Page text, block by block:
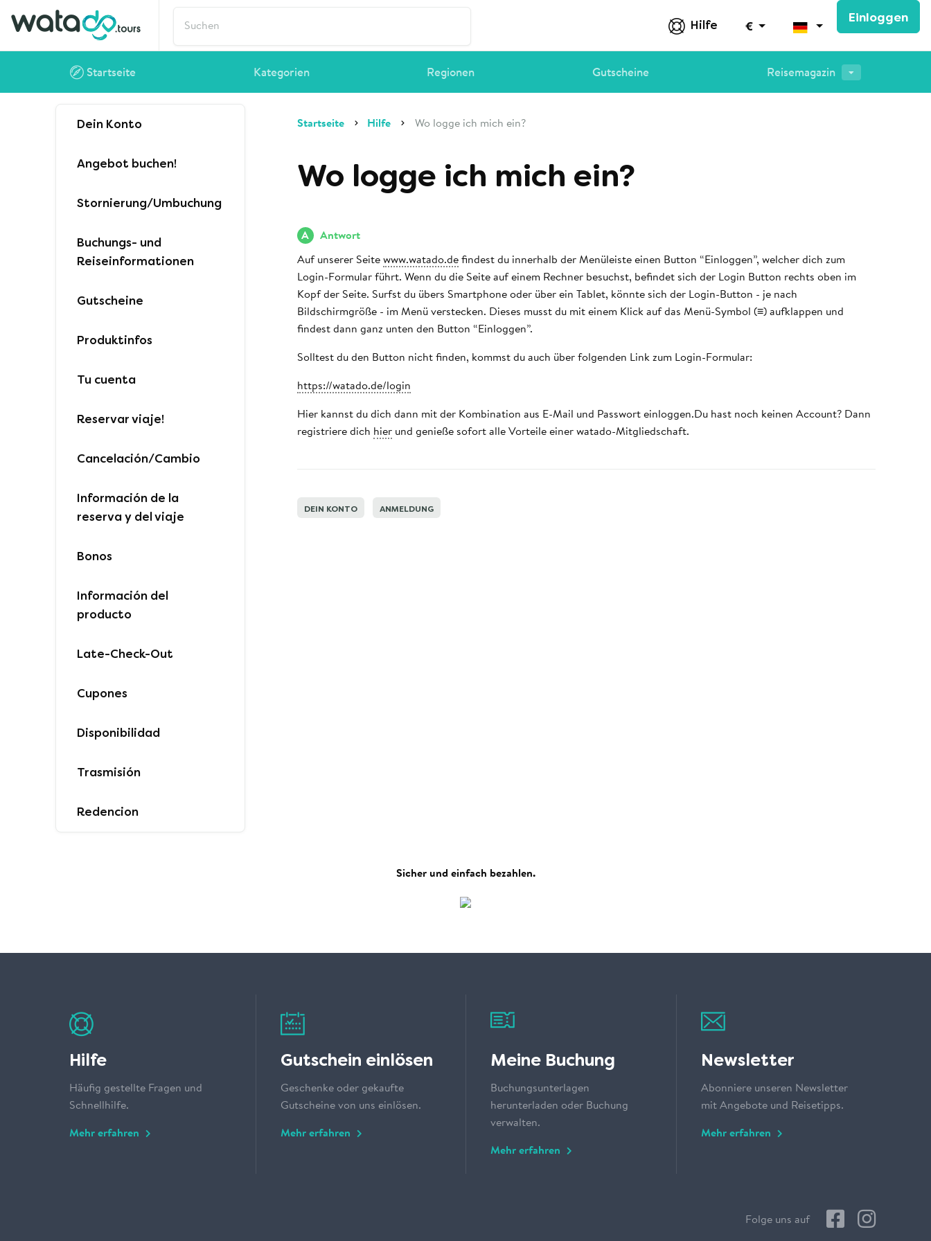
Hilfe €
Einloggen
Startseite Kategorien Regionen Gutscheine Reisemagazin
Dein Konto
Angebot buchen!
Stornierung/Umbuchung
Buchungs- und
Reiseinformationen
Gutscheine
Produktinfos
Tu cuenta
Reservar viaje!
Cancelación/Cambio
Información de la
reserva y del viaje
Bonos
Información del
producto
Late-Check-Out
Cupones
Disponibilidad
Trasmisión
Redencion
Startseite Hilfe Wo logge ich mich ein?
Wo logge ich mich ein?
A Antwort
Auf unserer Seite www.watado.defindest du innerhalb der Menüleiste einen Button “Einloggen”, welcher dich zum
Login-Formular führt. Wenn du die Seite auf einem Rechner besuchst, befindet sich der Login Button rechts oben im
Kopf der Seite. Surfst du übers Smartphone oder über ein Tablet, könnte sich der Login-Button - je nach
Bildschirmgröße - im Menü verstecken. Dieses musst du mit einem Klick auf das Menü-Symbol (≡) aufklappen und
findest dann ganz unten den Button “Einloggen”.
Solltest du den Button nicht finden, kommst du auch über folgenden Link zum Login-Formular:
https://watado.de/login
Hier kannst du dich dann mit der Kombination aus E-Mail und Passwort einloggen.Du hast noch keinen Account? Dann
registriere dich hierund genieße sofort alle Vorteile einer watado-Mitgliedschaft.
DEIN KONTO ANMELDUNG
Sicher und einfach bezahlen.
Hilfe
Häufig gestellte Fragen und
Schnellhilfe.
Mehr erfahren
Gutschein einlösen
Geschenke oder gekaufte
Gutscheine von uns einlösen.
Mehr erfahren
Meine Buchung
Buchungsunterlagen
herunterladen oder Buchung
verwalten.
Mehr erfahren
Newsletter
Abonniere unseren Newsletter
mit Angebote und Reisetipps.
Mehr erfahren
Folge uns auf